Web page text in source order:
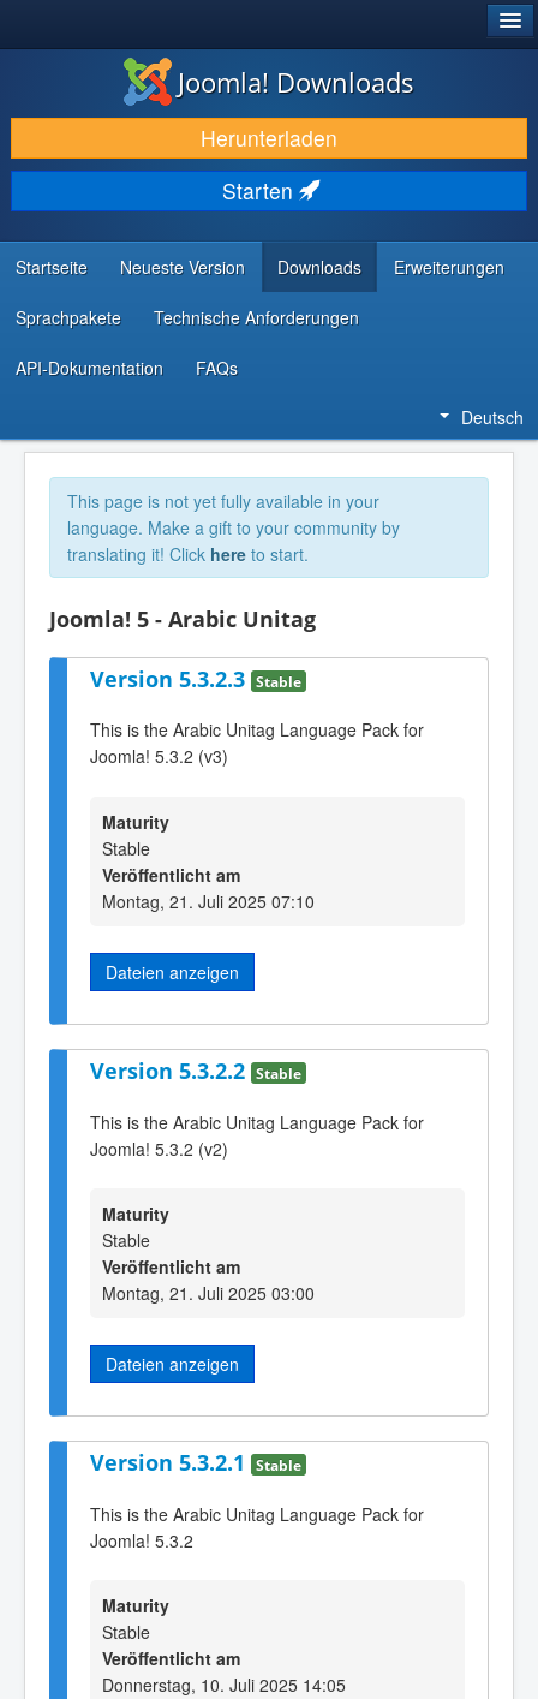
DOWNLOAD & ERWEITERN
ENTDECKEN & LERNEN
COMMUNITY & SUPPORT
RESSOURCEN FÜR ENTWICKLER
Joomla! Downloads
Herunterladen
Starten
Startseite Neueste Version Downloads Erweiterungen
Sprachpakete Technische Anforderungen
API-Dokumentation FAQs
Deutsch
This page is not yet fully available in your
language. Make a gift to your community by
translating it! Click here to start.
Joomla! 5 - Arabic Unitag
Version 5.3.2.3 Stable
This is the Arabic Unitag Language Pack for
Joomla! 5.3.2 (v3)
Maturity
Stable
Veröffentlicht am
Montag, 21. Juli 2025 07:10
Dateien anzeigen
Version 5.3.2.2 Stable
This is the Arabic Unitag Language Pack for
Joomla! 5.3.2 (v2)
Maturity
Stable
Veröffentlicht am
Montag, 21. Juli 2025 03:00
Dateien anzeigen
Version 5.3.2.1 Stable
This is the Arabic Unitag Language Pack for
Joomla! 5.3.2
Maturity
Stable
Veröffentlicht am
Donnerstag, 10. Juli 2025 14:05